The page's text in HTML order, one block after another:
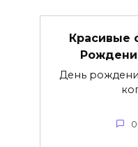
Красивые
День
0